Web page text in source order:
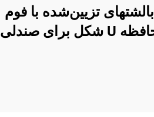
بالشتهای تزیین‌شده با فوم
حافظه U شکل برای صندلی